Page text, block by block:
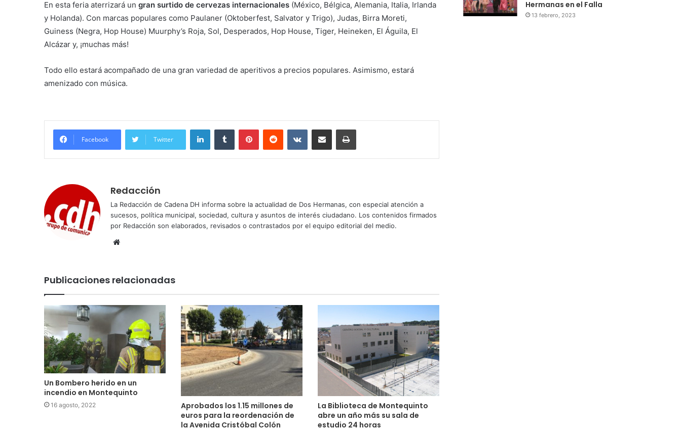
En esta feria aterrizará un gran surtido de cervezas internacionales (México, Bélgica, Alemania, Italia, Irlanda
y Holanda). Con marcas populares como Paulaner (Oktoberfest, Salvator y Trigo), Judas, Birra Moreti,
Guiness (Negra, Hop House) Muurphy’s Roja, Sol, Desperados, Hop House, Tiger, Heineken, El Águila, El
Alcázar y, ¡muchas más!
Todo ello estará acompañado de una gran variedad de aperitivos a precios populares. Asimismo, estará
amenizado con música.
Facebook Twitter
LinkedInTumblr PinterestReddit VKontakteCompartir por correo electrónicoImprimir
Redacción
La Redacción de Cadena DH informa sobre la actualidad de Dos Hermanas, con especial atención a
sucesos, política municipal, sociedad, cultura y asuntos de interés ciudadano. Los contenidos firmados
por Redacción son elaborados, revisados o contrastados por el equipo editorial del medio.
Sitio
Publicaciones relacionadas
Un Bombero herido en un
incendio en Montequinto
16 agosto, 2022
Aprobados los 1.15 millones de
euros para la reordenación de
la Avenida Cristóbal Colón
La Biblioteca de Montequinto
abre un año más su sala de
estudio 24 horas
Hermanas en el Falla
13 febrero, 2023